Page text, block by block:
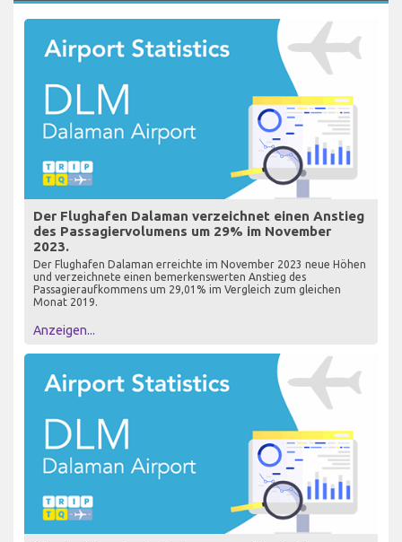
Der Flughafen Dalaman verzeichnet einen Anstieg
des Passagiervolumens um 29% im November
2023.
Der Flughafen Dalaman erreichte im November 2023 neue Höhen
und verzeichnete einen bemerkenswerten Anstieg des
Passagieraufkommens um 29,01% im Vergleich zum gleichen
Monat 2019.
Anzeigen...